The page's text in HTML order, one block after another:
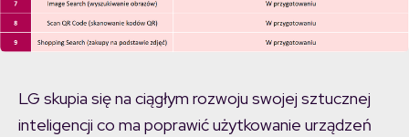
LG skupia się na ciągłym rozwoju swojej sztucznej
inteligencji co ma poprawić użytkowanie urządzeń